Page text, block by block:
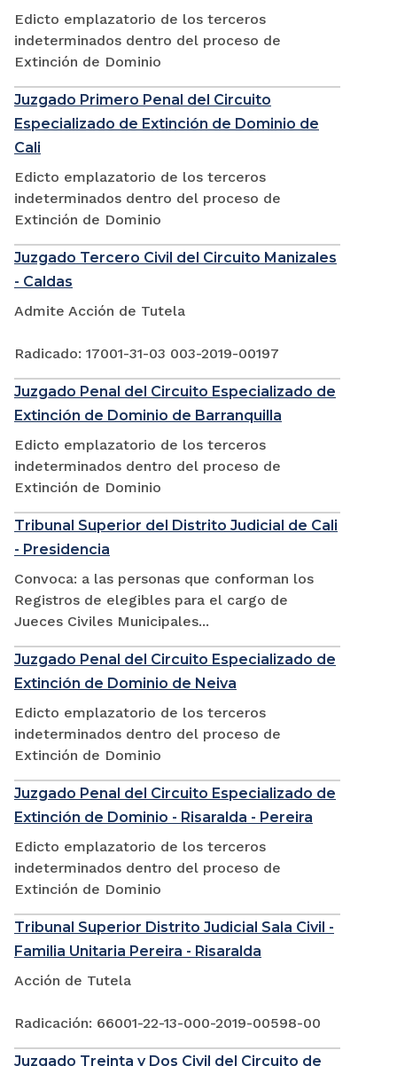
Edicto emplazatorio de los terceros
indeterminados dentro del proceso de
Extinción de Dominio
Juzgado Primero Penal del Circuito
Especializado de Extinción de Dominio de
Cali
Edicto emplazatorio de los terceros
indeterminados dentro del proceso de
Extinción de Dominio
Juzgado Tercero Civil del Circuito Manizales
- Caldas
Admite Acción de Tutela
Radicado: 17001-31-03 003-2019-00197
Juzgado Penal del Circuito Especializado de
Extinción de Dominio de Barranquilla
Edicto emplazatorio de los terceros
indeterminados dentro del proceso de
Extinción de Dominio
Tribunal Superior del Distrito Judicial de Cali
- Presidencia
Convoca: a las personas que conforman los
Registros de elegibles para el cargo de
Jueces Civiles Municipales...
Juzgado Penal del Circuito Especializado de
Extinción de Dominio de Neiva
Edicto emplazatorio de los terceros
indeterminados dentro del proceso de
Extinción de Dominio
Juzgado Penal del Circuito Especializado de
Extinción de Dominio - Risaralda - Pereira
Edicto emplazatorio de los terceros
indeterminados dentro del proceso de
Extinción de Dominio
Tribunal Superior Distrito Judicial Sala Civil -
Familia Unitaria Pereira - Risaralda
Acción de Tutela
Radicación: 66001-22-13-000-2019-00598-00
Juzgado Treinta y Dos Civil del Circuito de